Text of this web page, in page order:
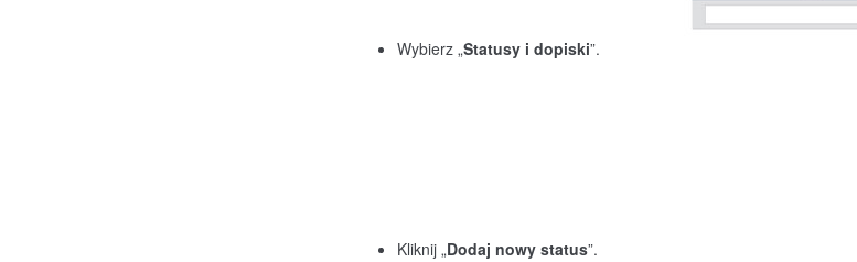
Wybierz „Statusy i dopiski”.
Kliknij „Dodaj nowy status”.